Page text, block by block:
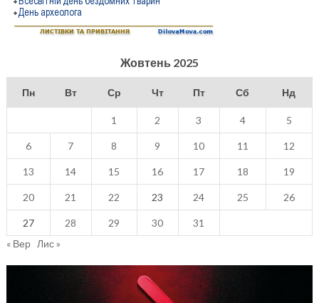
Жовтень 2025
Пн Вт Ср Чт Пт Сб Нд
1 2 3 4 5
6 7 8 9 10 11 12
13 14 15 16 17 18 19
20 21 22 23 24 25 26
27 28 29 30
31
« Вер Лис »